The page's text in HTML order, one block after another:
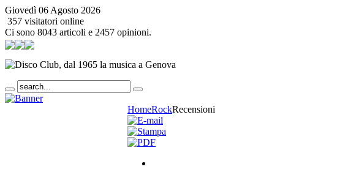
Giovedì 06 Agosto 2026
357 visitatori online
Ci sono 8043 articoli e 2457 opinioni.
HomeRockRecensioni